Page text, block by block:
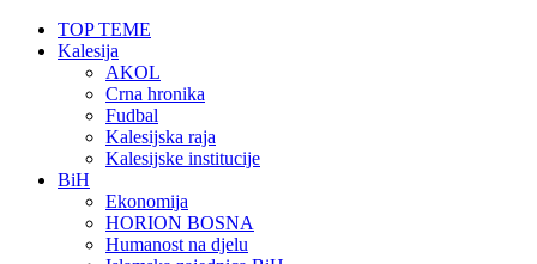
TOP TEME
Kalesija
AKOL
Crna hronika
Fudbal
Kalesijska raja
Kalesijske institucije
BiH
Ekonomija
HORION BOSNA
Humanost na djelu